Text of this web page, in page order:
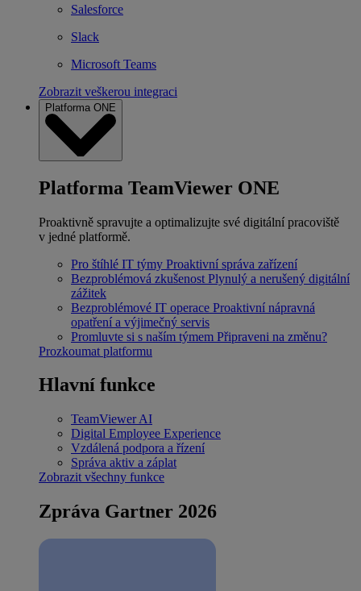
Salesforce
Slack
Microsoft Teams
Zobrazit veškerou integraci
Platforma ONE
Platforma TeamViewer ONE
Proaktivně spravujte a optimalizujte své digitální pracoviště
v jedné platformě.
Pro štíhlé IT týmy Proaktivní správa zařízení
Bezproblémová zkušenost Plynulý a nerušený digitální
zážitek
Bezproblémové IT operace Proaktivní nápravná
opatření a výjimečný servis
Promluvte si s naším týmem Připraveni na změnu?
Prozkoumat platformu
Hlavní funkce
TeamViewer AI
Digital Employee Experience
Vzdálená podpora a řízení
Správa aktiv a záplat
Zobrazit všechny funkce
Zpráva Gartner 2026